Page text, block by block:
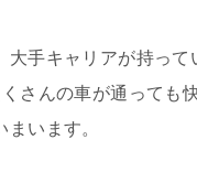
手キャリアが持っ
さんの車が通っても
います。